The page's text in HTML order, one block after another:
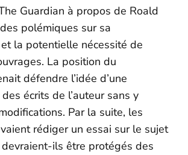
Guardian à propos de Roald
polémiques sur sa
la potentielle nécessité de
La position du
défendre l’idée d’une
écrits de l’auteur sans y
Par la suite, les
rédiger un essai sur le sujet
devraient-ils être protégés des